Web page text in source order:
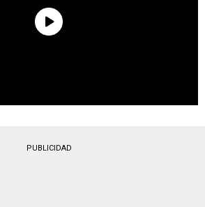
PUBLICIDAD